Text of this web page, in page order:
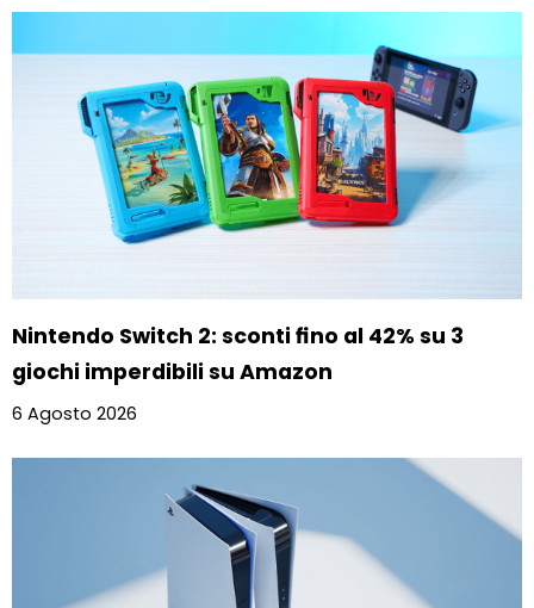
Nintendo Switch 2: sconti fino al 42% su 3
giochi imperdibili su Amazon
6 Agosto 2026